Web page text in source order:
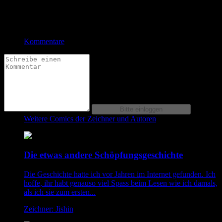
Kommentare
Weitere Comics der Zeichner und Autoren
Die etwas andere Schöpfungsgeschichte
Die Geschichte hatte ich vor Jahren im Internet gefunden. Ich
hoffe, ihr habt genauso viel Spass beim Lesen wie ich damals,
als ich sie zum ersten...
Zeichner: Jishin